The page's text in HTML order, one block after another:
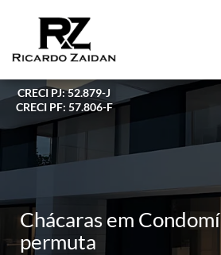
CRECI PJ: 52.879-J
CRECI PF: 57.806-F
Chácaras em
permuta